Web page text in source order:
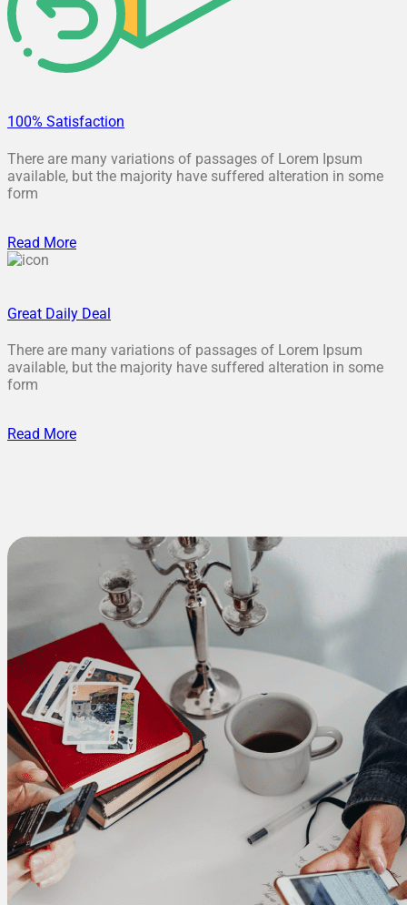
100% Satisfaction
There are many variations of passages of Lorem Ipsum
available, but the majority have suffered alteration in some
form
Read More
Great Daily Deal
There are many variations of passages of Lorem Ipsum
available, but the majority have suffered alteration in some
form
Read More